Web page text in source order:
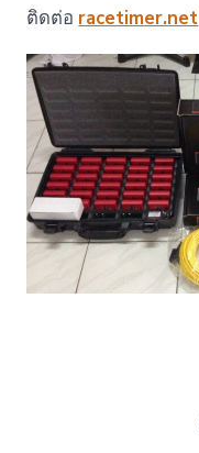
ติดต่อ racetimer.net